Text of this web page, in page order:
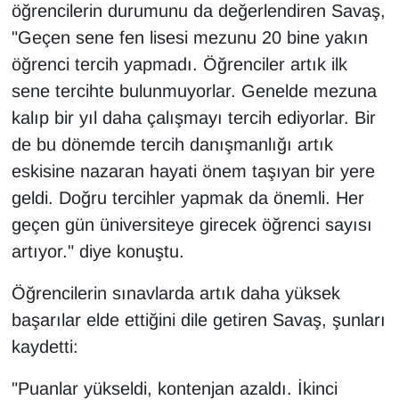
öğrencilerin durumunu da değerlendiren Savaş,
"Geçen sene fen lisesi mezunu 20 bine yakın
öğrenci tercih yapmadı. Öğrenciler artık ilk
sene tercihte bulunmuyorlar. Genelde mezuna
kalıp bir yıl daha çalışmayı tercih ediyorlar. Bir
de bu dönemde tercih danışmanlığı artık
eskisine nazaran hayati önem taşıyan bir yere
geldi. Doğru tercihler yapmak da önemli. Her
geçen gün üniversiteye girecek öğrenci sayısı
artıyor." diye konuştu.
Öğrencilerin sınavlarda artık daha yüksek
başarılar elde ettiğini dile getiren Savaş, şunları
kaydetti:
"Puanlar yükseldi, kontenjan azaldı. İkinci